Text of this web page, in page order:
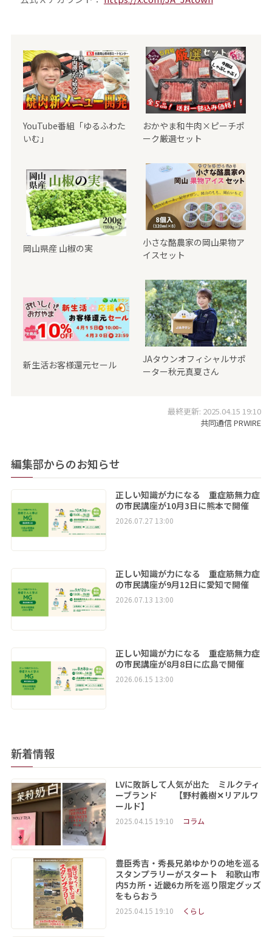
YouTube番組「ゆるふわた
いむ」
おかやま和牛肉×ピーチポ
ーク厳選セット
岡山県産 山椒の実
小さな酪農家の岡山果物ア
イスセット
新生活お客様還元セール
JAタウンオフィシャルサポ
ーター秋元真夏さん
最終更新: 2025.04.15 19:10
共同通信 PRWIRE
編集部からのお知らせ
正しい知識が力になる 重症筋無力症
の市民講座が10月3日に熊本で開催
2026.07.27 13:00
正しい知識が力になる 重症筋無力症
の市民講座が9月12日に愛知で開催
2026.07.13 13:00
正しい知識が力になる 重症筋無力症
の市民講座が8月8日に広島で開催
2026.06.15 13:00
新着情報
LVに敗訴して人気が出た ミルクティ
ーブランド 【野村義樹✕リアルワ
ールド】
2025.04.15 19:10 コラム
豊臣秀吉・秀長兄弟ゆかりの地を巡る
スタンプラリーがスタート 和歌山市
内5カ所・近畿6カ所を巡り限定グッズ
をもらおう
2025.04.15 19:10 くらし